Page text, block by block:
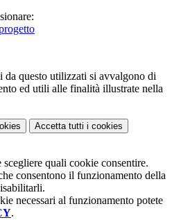
da questo utilizzati si avvalgono di
ed utili alle finalità illustrate nella
Accetta tutti i cookies
scegliere quali cookie consentire.
consentono il funzionamento della
necessari al funzionamento potete
.